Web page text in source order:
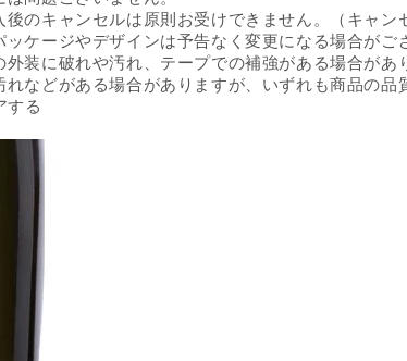
後のキャンセルは原則お受けできません。（キャン
ッケージやデザインは予告なく変更になる場合がご
外装に破れや汚れ、テープでの補強がある場合があ
れなどがある場合がありますが、いずれも商品の品
する